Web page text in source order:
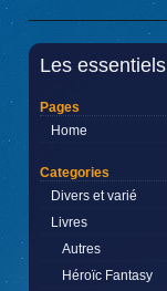
Les essentiels
Pages
Home
Categories
Divers et varié
Livres
Autres
Héroïc Fantasy